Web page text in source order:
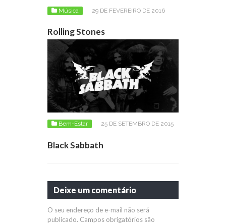
Música 29 DE FEVEREIRO DE 2016
Rolling Stones
Bem-Estar 25 DE SETEMBRO DE 2015
Black Sabbath
Deixe um comentário
O seu endereço de e-mail não será
publicado. Campos obrigatórios são